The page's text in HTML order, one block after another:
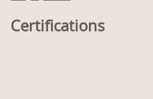
Certifications